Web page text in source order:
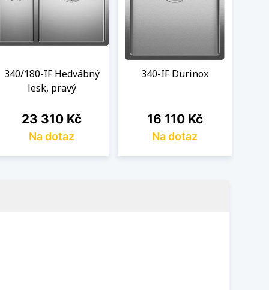
340/180-IF Hedvábný
lesk, pravý
Cena
23 310 Kč
Na dotaz
340-IF Durinox
Cena
16 110 Kč
Na dotaz